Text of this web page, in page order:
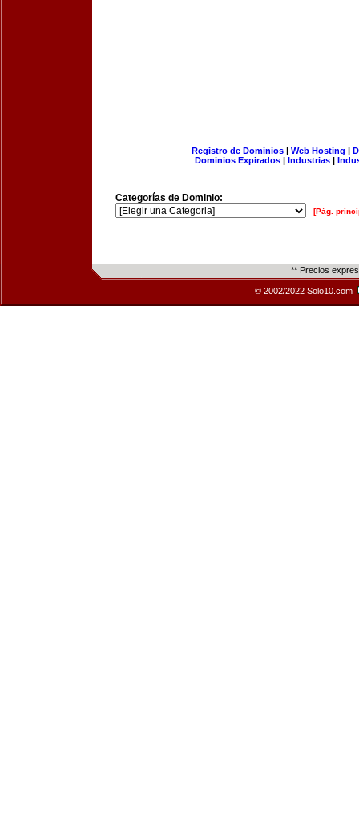
Registro de Dominios| Web Hosting |
Dominios Expirados | Industrias |
Categorías de Dominio:
[Pág.
** Precios
© 2002/2022 Solo10.com